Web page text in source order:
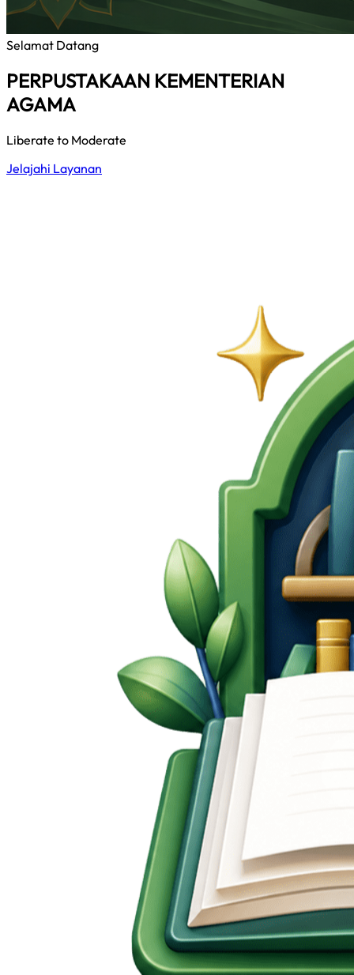
Selamat Datang
PERPUSTAKAAN KEMENTERIAN
AGAMA
Liberate to Moderate
Jelajahi Layanan